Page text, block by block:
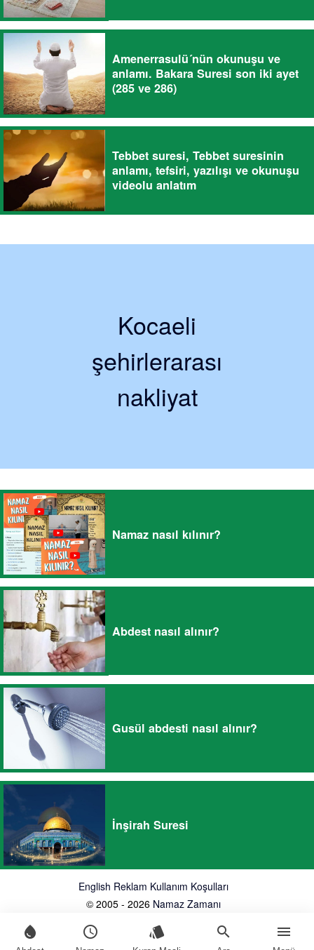
water_drop schedule style search menu
Amenerrasulü´nün okunuşu ve
anlamı. Bakara Suresi son iki ayet
(285 ve 286)
Tebbet suresi, Tebbet suresinin
anlamı, tefsiri, yazılışı ve okunuşu
videolu anlatım
Kocaeli
şehirlerarası
nakliyat
Namaz nasıl kılınır?
Abdest nasıl alınır?
Gusül abdesti nasıl alınır?
İnşirah Suresi
English Reklam Kullanım Koşulları
© 2005 - 2026 Namaz Zamanı